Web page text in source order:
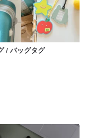
/ バッグタグ